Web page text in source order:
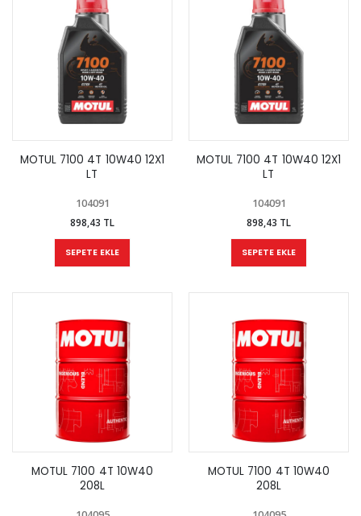
MOTUL 7100 4T 10W40 12X1
LT
104091
898,43 TL
SEPETE EKLE
MOTUL 7100 4T 10W40 12X1
LT
104091
898,43 TL
SEPETE EKLE
MOTUL 7100 4T 10W40
208L
MOTUL 7100 4T 10W40
208L